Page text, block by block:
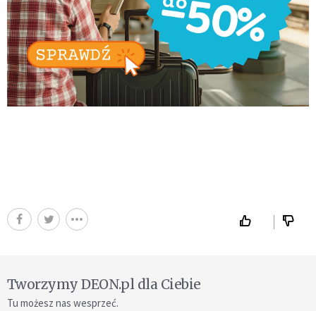
Tworzymy DEON.pl dla Ciebie
Tu możesz nas wesprzeć.